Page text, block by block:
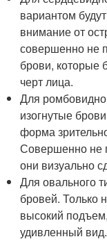
вариантом
внимание от
совершенно не
брови, которые
черт лица.
Для
изогнутые
форма
Совершенно не
они визуально
Для овального
бровей. Только
высокий
удивленный вид.